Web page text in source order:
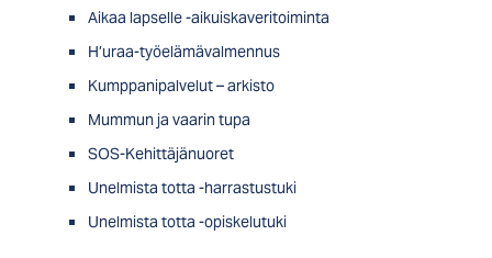
Aikaa lapselle -aikuiskaveritoiminta
H’uraa-työelämävalmennus
Kumppanipalvelut – arkisto
Mummun ja vaarin tupa
SOS-Kehittäjänuoret
Unelmista totta -harrastustuki
Unelmista totta -opiskelutuki